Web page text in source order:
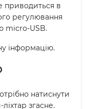
приводиться в
регулювання
micro-USB.
інформацію.
натиснути
згасне.